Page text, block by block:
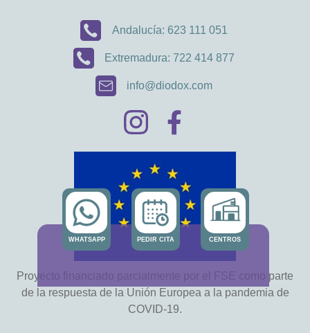
WHATSAPP PEDIR CITA CENTROS
Andalucía: 623 111 051
Extremadura: 722 414 877
info@diodox.com
Proyecto financiado parcialmente por el FSE como parte
de la respuesta de la Unión Europea a la pandemia de
COVID-19.